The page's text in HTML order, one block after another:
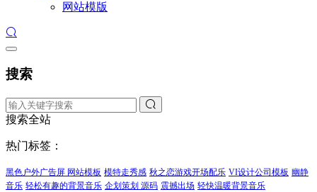
网站模版
搜索
搜索全站
热门标签：
黑色户外广告屏 网站模板 模特走秀感 秋之恋游戏开场配乐 VI设计公司模板 幽静
音乐 轻松有趣的背景音乐 企划策划 源码 震撼出场 轻快温暖背景音乐